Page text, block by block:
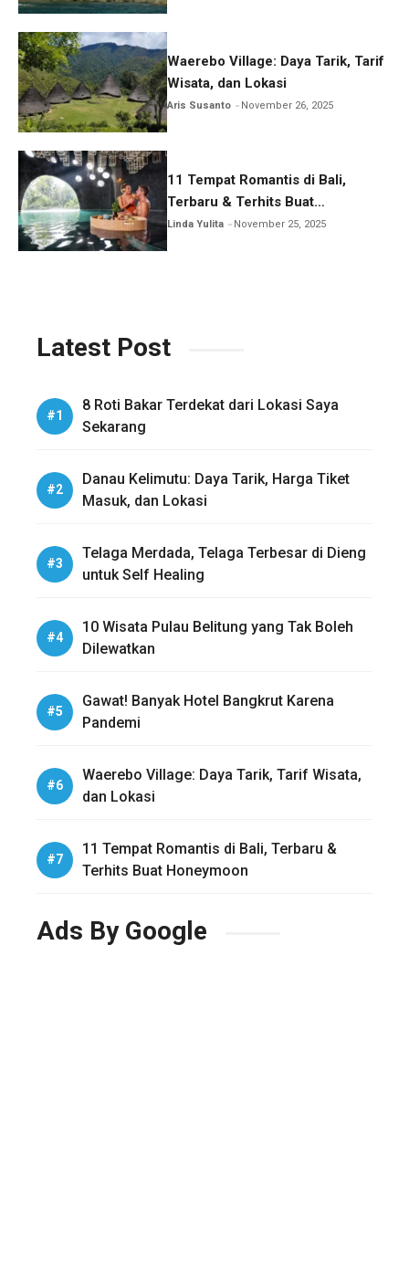
Waerebo Village: Daya Tarik, Tarif
Wisata, dan Lokasi
Aris Susanto November 26, 2025
11 Tempat Romantis di Bali,
Terbaru & Terhits Buat
Honeymoon
Linda Yulita November 25, 2025
Latest Post
8 Roti Bakar Terdekat dari Lokasi Saya
Sekarang
Danau Kelimutu: Daya Tarik, Harga Tiket
Masuk, dan Lokasi
Telaga Merdada, Telaga Terbesar di Dieng
untuk Self Healing
10 Wisata Pulau Belitung yang Tak Boleh
Dilewatkan
Gawat! Banyak Hotel Bangkrut Karena
Pandemi
Waerebo Village: Daya Tarik, Tarif Wisata,
dan Lokasi
11 Tempat Romantis di Bali, Terbaru &
Terhits Buat Honeymoon
Ads By Google